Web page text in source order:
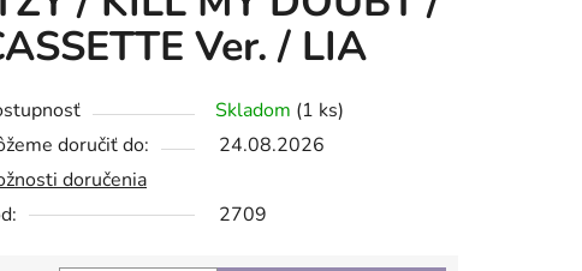
Ver. / LIA
Skladom (1 ks)
doručiť do:
24.08.2026
doručenia
2709